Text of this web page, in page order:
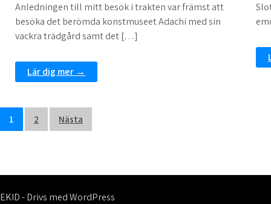
Anledningen till mitt besök i trakten var främst att
besöka det berömda konstmuseet Adachi med sin
vackra trädgård samt det […]
Lär dig mer →
Sidnumrering
inlägg
1 2 Nästa
EKID - Drivs med WordPress